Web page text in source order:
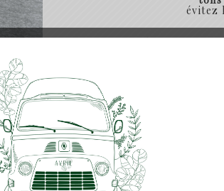
évitez
Si vous souhaitez
pas à nous envoyer
SHARE: